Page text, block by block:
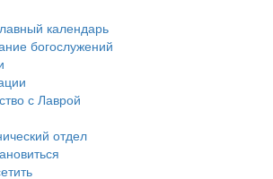
календарь
богослужений
с Лаврой
отдел